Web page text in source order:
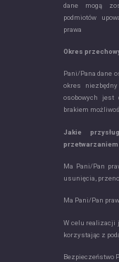
dane mogą
podmiotów
prawa
Okres
Pani/Pana dane
okres
osobowych jest
brakiem
Jakie
Ma Pani/Pan
usunięcia,
Ma Pani/Pan
W celu realizacji
korzystając z
Bezpieczeństwo